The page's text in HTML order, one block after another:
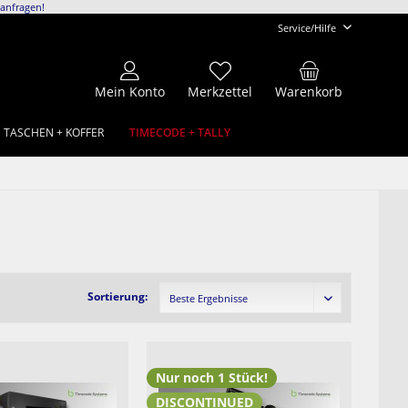
Service/Hilfe
Warenkorb
Merkzettel
Mein Konto
TASCHEN + KOFFER TIMECODE + TALLY
Sortierung:
Nur noch 1 Stück!
DISCONTINUED